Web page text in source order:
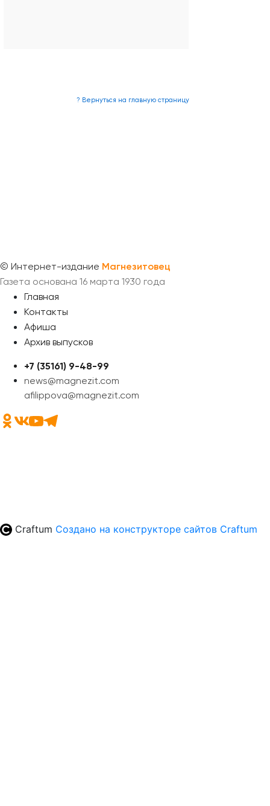
? Вернуться на главную страницу
© Интернет-издание Магнезитовец
Газета основана 16 марта 1930 года
Главная
Контакты
Афиша
Архив выпусков
+7 (35161) 9-48-99
news@magnezit.com
afilippova@magnezit.com
Craftum Создано на конструкторе сайтов Craftum